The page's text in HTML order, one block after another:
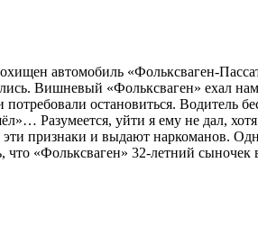
автомобиль «Фольксваген-
Вишневый «Фольксваген» ехал нам
остановиться. Водитель
Разумеется, уйти я ему не дал,
признаки и выдают наркоманов.
«Фольксваген» 32-летний сыночек